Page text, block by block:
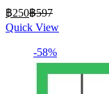
฿250Current
price
is:
฿250.
฿597Original
was:
฿597.
Quick View
-58%